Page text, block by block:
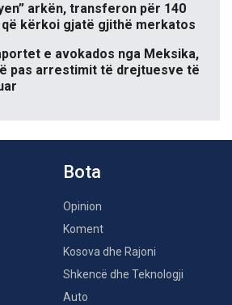
arkën, transferon për 140
kërkoi gjatë gjithë merkatos
e avokados nga Meksika,
pas arrestimit të drejtuesve të
Bota
Opinion
Koment
Kosova dhe Rajoni
Shkencë dhe Teknologji
Auto